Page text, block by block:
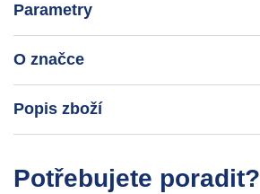
Parametry
O značce
Popis zboží
Potřebujete poradit?